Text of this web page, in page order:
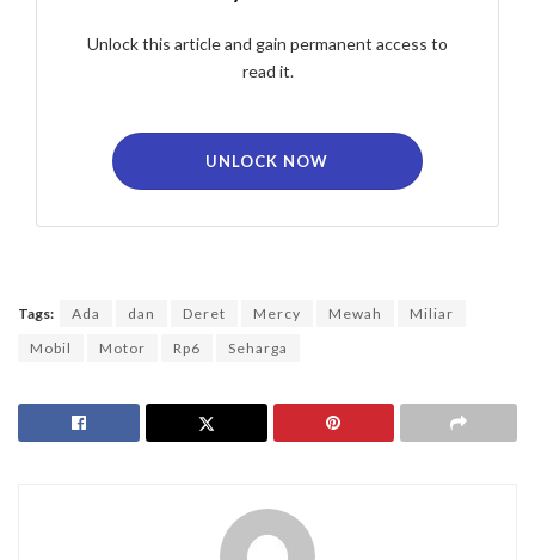
Unlock this article and gain permanent access to
read it.
UNLOCK NOW
Tags: Ada dan Deret Mercy Mewah
Miliar
Mobil
Motor Rp6 Seharga